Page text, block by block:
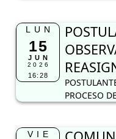
VIE
12
JUN
2026
18:23
DE
II
QUEDA